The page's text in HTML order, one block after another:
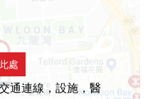
處
通連線，設施，醫